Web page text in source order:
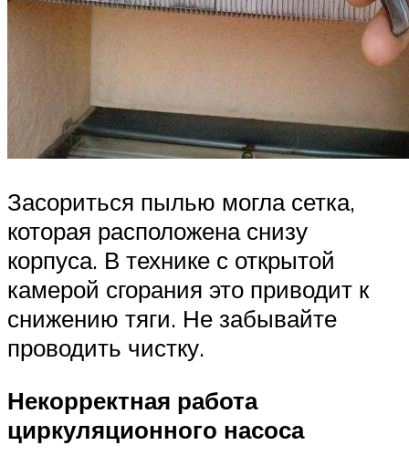
Засориться пылью могла сетка,
которая расположена снизу
корпуса. В технике с открытой
камерой сгорания это приводит к
снижению тяги. Не забывайте
проводить чистку.
Некорректная работа
циркуляционного насоса